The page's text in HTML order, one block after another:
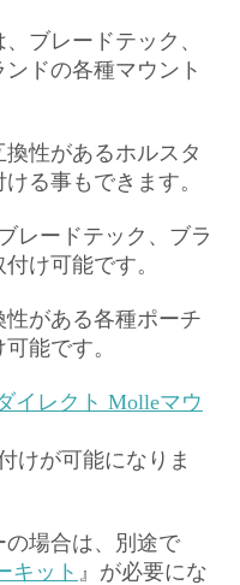
ブレードテック、
ドの各種マウント
性があるホルスタ
る事もできます。
レードテック、ブラ
け可能です。
がある各種ポーチ
能です。
イレクト Molleマウ
けが可能になりま
場合は、別途で
キット 』が必要にな